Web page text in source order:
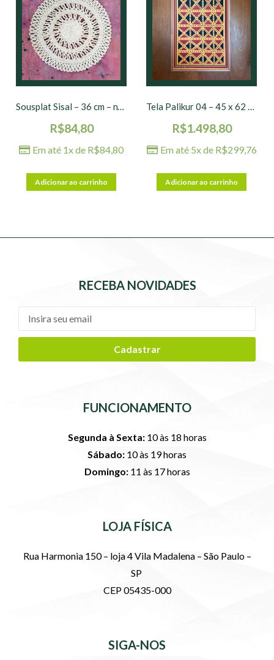
Sousplat Sisal – 36 cm – nº 02
R$84,80
Em até 1x de R$84,80
Adicionar ao carrinho
Tela Palikur 04 – 45 x 62 cm
R$1.498,80
Em até 5x de R$299,76
Adicionar ao carrinho
RECEBA NOVIDADES
Cadastrar
FUNCIONAMENTO
Segunda à Sexta:10 às 18 horas
Sábado: 10 às 19 horas
Domingo:11 às 17 horas
LOJA FÍSICA
Rua Harmonia 150 – loja 4 Vila Madalena – São Paulo –
SP
CEP 05435-000
SIGA-NOS